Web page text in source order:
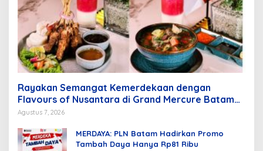
Rayakan Semangat Kemerdekaan dengan
Flavours of Nusantara di Grand Mercure Batam
Centre
Agustus 7, 2026
MERDAYA: PLN Batam Hadirkan Promo
Tambah Daya Hanya Rp81 Ribu